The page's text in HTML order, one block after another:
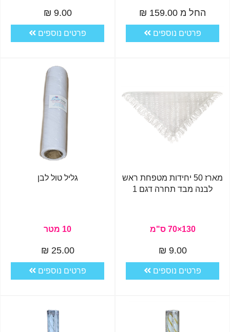
החל מ 159.00 ₪
פרטים נוספים
9.00 ₪
פרטים נוספים
מארז 50 יחידות מטפחת ראש
לבנה מבד תחרה דגם 1
130×70 ס"מ
9.00 ₪
פרטים נוספים
גליל טול לבן
10 מטר
25.00 ₪
פרטים נוספים